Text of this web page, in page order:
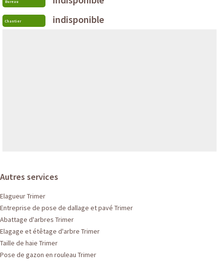
Bureau
Chantier indisponible
Autres services
Elagueur Trimer
Entreprise de pose de dallage et pavé Trimer
Abattage d'arbres Trimer
Elagage et étêtage d'arbre Trimer
Taille de haie Trimer
Pose de gazon en rouleau Trimer